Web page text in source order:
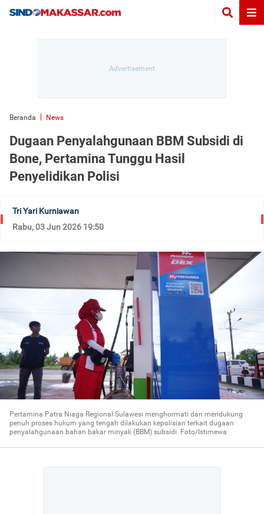
Beranda News
Dugaan Penyalahgunaan BBM Subsidi di
Bone, Pertamina Tunggu Hasil
Penyelidikan Polisi
Tri Yari Kurniawan
Rabu, 03 Jun 2026 19:50
Pertamina Patra Niaga Regional Sulawesi menghormati dan mendukung
penuh proses hukum yang tengah dilakukan kepolisian terkait dugaan
penyalahgunaan bahan bakar minyak (BBM) subsidi. Foto/Istimewa